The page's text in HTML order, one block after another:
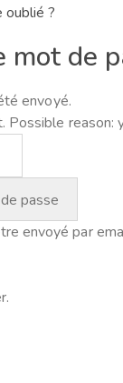
oublié ?
de
envoyé.
Possible
envoyé par